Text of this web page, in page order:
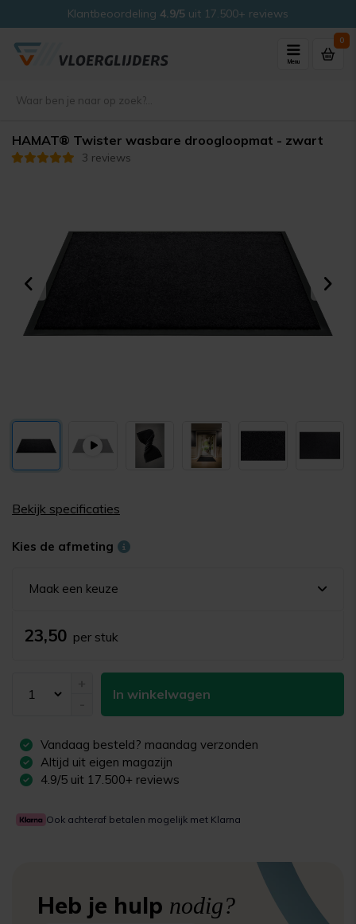
Klantbeoordeling 4.9/5 uit 17.500+ reviews
Menu
0
HAMAT® Twister wasbare droogloopmat - zwart
3 reviews
Bekijk specificaties
Kies de afmeting
Maak een keuze
23,50 per stuk
In winkelwagen
Vandaag besteld? maandag verzonden
Altijd uit eigen magazijn
4.9/5 uit 17.500+ reviews
Ook achteraf betalen mogelijk met Klarna
Heb je hulp nodig?